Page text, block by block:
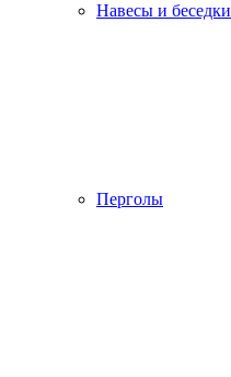
Навесы и беседки
Перголы